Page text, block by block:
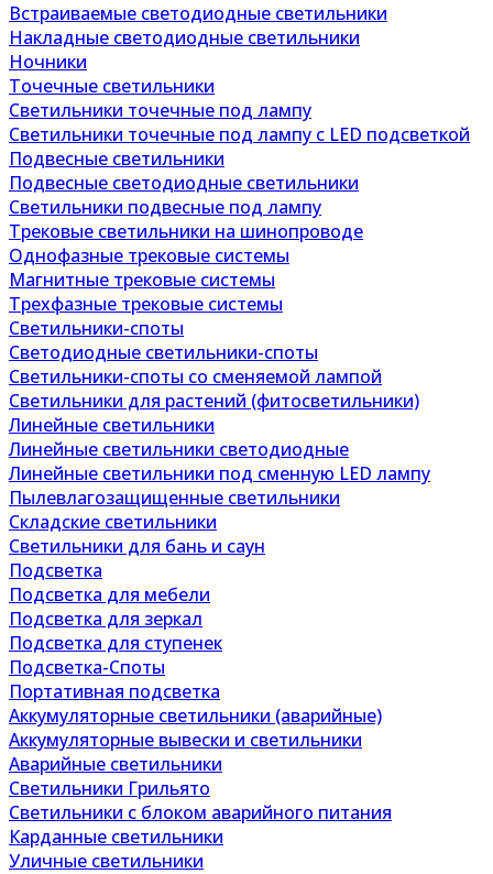
Встраиваемые светодиодные светильники
Накладные светодиодные светильники
Ночники
Точечные светильники
Светильники точечные под лампу
Светильники точечные под лампу с LED подсветкой
Подвесные светильники
Подвесные светодиодные светильники
Светильники подвесные под лампу
Трековые светильники на шинопроводе
Однофазные трековые системы
Магнитные трековые системы
Трехфазные трековые системы
Светильники-споты
Светодиодные светильники-споты
Светильники-споты со сменяемой лампой
Светильники для растений (фитосветильники)
Линейные светильники
Линейные светильники светодиодные
Линейные светильники под сменную LED лампу
Пылевлагозащищенные светильники
Складские светильники
Светильники для бань и саун
Подсветка
Подсветка для мебели
Подсветка для зеркал
Подсветка для ступенек
Подсветка-Споты
Портативная подсветка
Аккумуляторные светильники (аварийные)
Аккумуляторные вывески и светильники
Аварийные светильники
Светильники Грильято
Светильники с блоком аварийного питания
Карданные светильники
Уличные светильники